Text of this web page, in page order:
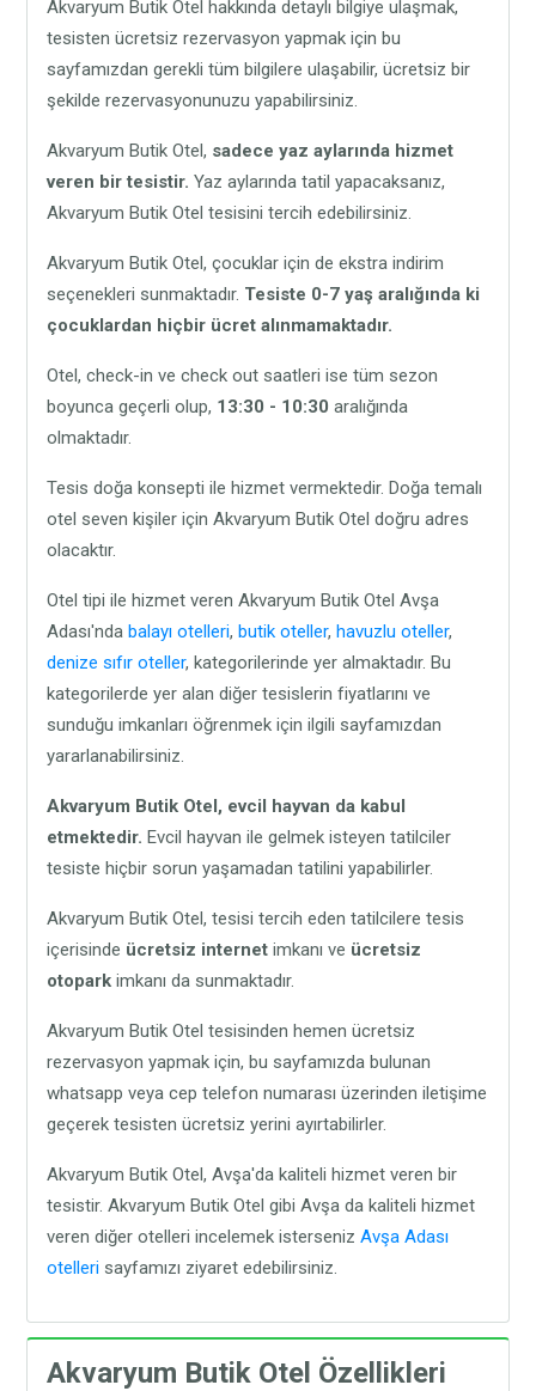
Akvaryum Butik Otel hakkında detaylı bilgiye ulaşmak,
tesisten ücretsiz rezervasyon yapmak için bu
sayfamızdan gerekli tüm bilgilere ulaşabilir, ücretsiz bir
şekilde rezervasyonunuzu yapabilirsiniz.
Akvaryum Butik Otel, sadece yaz aylarında hizmet
veren bir tesistir. Yaz aylarında tatil yapacaksanız,
Akvaryum Butik Otel tesisini tercih edebilirsiniz.
Akvaryum Butik Otel, çocuklar için de ekstra indirim
seçenekleri sunmaktadır. Tesiste 0-7 yaş aralığında ki
çocuklardan hiçbir ücret alınmamaktadır.
Otel, check-in ve check out saatleri ise tüm sezon
boyunca geçerli olup, 13:30 - 10:30 aralığında
olmaktadır.
Tesis doğa konsepti ile hizmet vermektedir. Doğa temalı
otel seven kişiler için Akvaryum Butik Otel doğru adres
olacaktır.
Otel tipi ile hizmet veren Akvaryum Butik Otel Avşa
Adası'ndabalayı otelleri,butik oteller,havuzlu oteller,
denize sıfır oteller, kategorilerinde yer almaktadır. Bu
kategorilerde yer alan diğer tesislerin fiyatlarını ve
sunduğu imkanları öğrenmek için ilgili sayfamızdan
yararlanabilirsiniz.
Akvaryum Butik Otel, evcil hayvan da kabul
etmektedir. Evcil hayvan ile gelmek isteyen tatilciler
tesiste hiçbir sorun yaşamadan tatilini yapabilirler.
Akvaryum Butik Otel, tesisi tercih eden tatilcilere tesis
içerisinde ücretsiz internet imkanı ve ücretsiz
otopark imkanı da sunmaktadır.
Akvaryum Butik Otel tesisinden hemen ücretsiz
rezervasyon yapmak için, bu sayfamızda bulunan
whatsapp veya cep telefon numarası üzerinden iletişime
geçerek tesisten ücretsiz yerini ayırtabilirler.
Akvaryum Butik Otel, Avşa'da kaliteli hizmet veren bir
tesistir. Akvaryum Butik Otel gibi Avşa da kaliteli hizmet
veren diğer otelleri incelemek istersenizAvşa Adası
otelleri sayfamızı ziyaret edebilirsiniz.
Akvaryum Butik Otel Özellikleri